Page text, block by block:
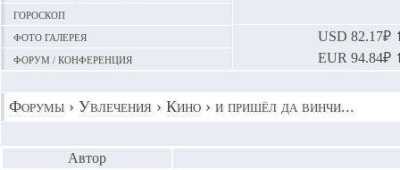
Гороскоп
Фото галерея
Форум / конференция
USD 82.17₽
EUR 94.84₽
Форумы › Увлечения › Кино › и пришёл да винчи...
Автор